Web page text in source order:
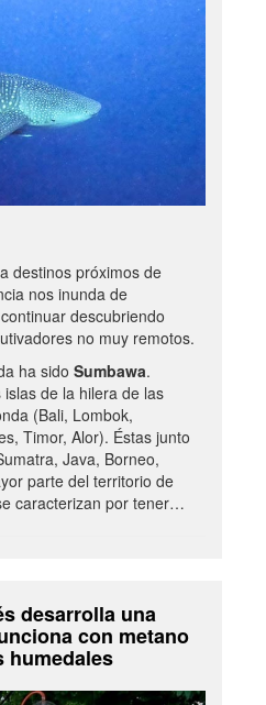
destinos próximos de
nos inunda de
descubriendo
no muy remotos.
ha sido Sumbawa.
de la hilera de las
(Bali, Lombok,
Timor, Alor). Éstas junto
Java, Borneo,
parte del territorio de
caracterizan por tener…
desarrolla una
con metano
humedales